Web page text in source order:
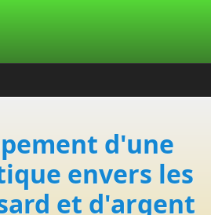
d'une
envers les
et d'argent